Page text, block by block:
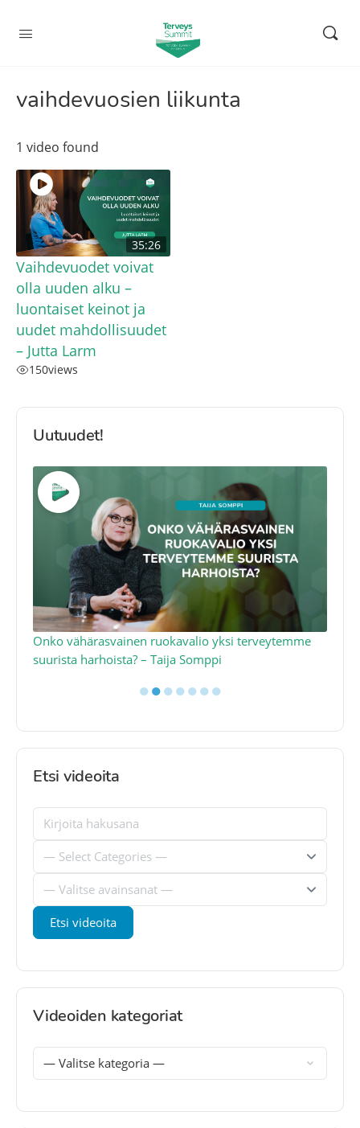
vaihdevuosien liikunta
1 video found
35:26
Vaihdevuodet voivat
olla uuden alku –
luontaiset keinot ja
uudet mahdollisuudet
– Jutta Larm
150views
Uutuudet!
Onko vähärasvainen ruokavalio yksi terveytemme
suurista harhoista? – Taija Somppi
●●●●●●●
Etsi videoita
Videoiden kategoriat